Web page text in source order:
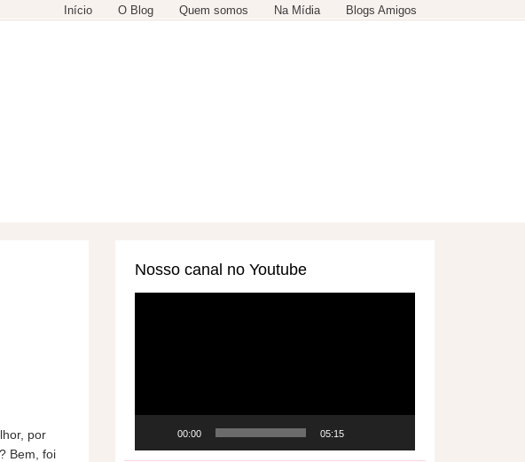
Início O Blog Quem somos Na Mídia Blogs Amigos
por
Bem, foi
Nosso canal no Youtube
00:00 05:15